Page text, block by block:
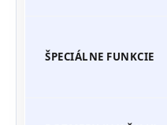
ŠPECIÁLNE FUNKCIE